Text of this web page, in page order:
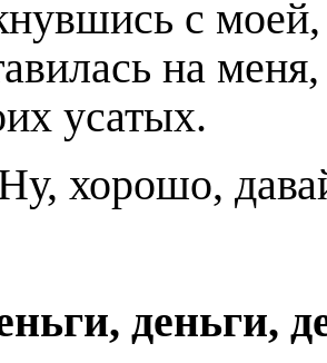
с
на
усатых.
хорошо,
деньги,